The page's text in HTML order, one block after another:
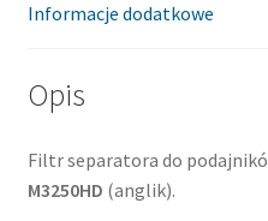
Informacje dodatkowe
Opis
Filtr separatora do
M3250HD (anglik).